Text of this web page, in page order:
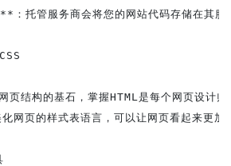
托管服务商会将您的网站代码存储在其服
结构的基石，掌握HTML是每个网页设计师
页的样式表语言，可以让网页看起来更加